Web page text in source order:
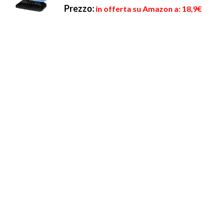
Prezzo: in offerta su Amazon a: 18,9€